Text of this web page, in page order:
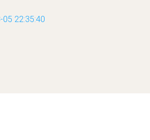
22:35:40